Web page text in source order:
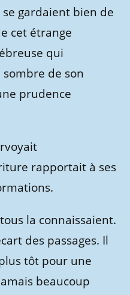
se gardaient bien de
cet étrange
qui
de son
prudence
rapportait à ses
la connaissaient.
des passages. Il
tôt pour une
beaucoup